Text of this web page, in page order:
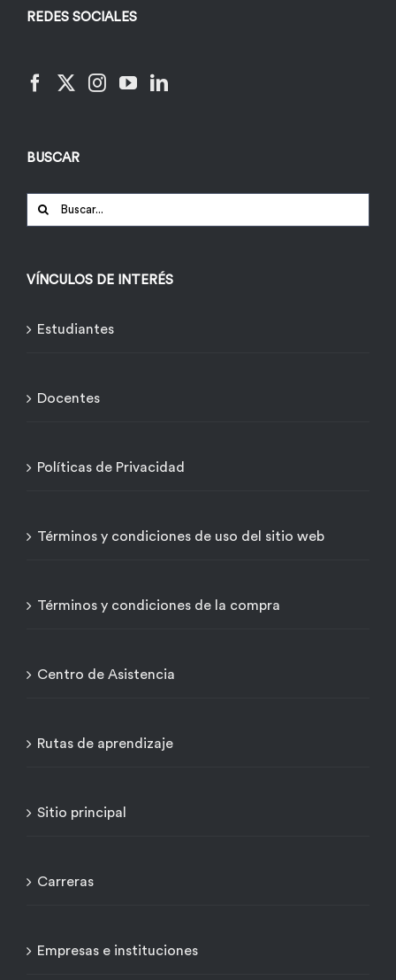
REDES SOCIALES
BUSCAR
Buscar:
VÍNCULOS DE INTERÉS
Estudiantes
Docentes
Políticas de Privacidad
Términos y condiciones de uso del sitio web
Términos y condiciones de la compra
Centro de Asistencia
Rutas de aprendizaje
Sitio principal
Carreras
Empresas e instituciones